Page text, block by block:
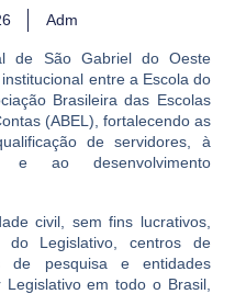
Adm
de São Gabriel do Oeste
entre a Escola do
Brasileira das Escolas
(ABEL), fortalecendo as
de servidores, à
e ao desenvolvimento
civil, sem fins lucrativos,
do Legislativo, centros de
de pesquisa e entidades
em todo o Brasil,